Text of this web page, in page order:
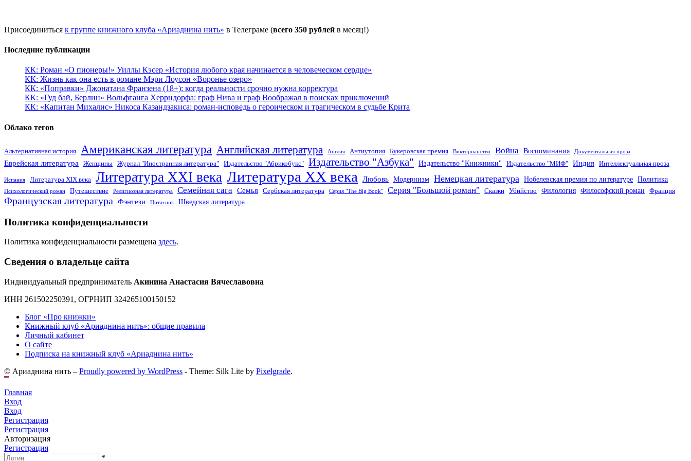
Присоединиться к группе книжного клуба «Ариаднина нить» в Телеграме (всего 350 рублей в месяц!)
Последние публикации
КК: Роман «О пионеры!» Уиллы Кэсер «История любого края начинается в человеческом сердце»
КК: Жизнь как она есть в романе Мэри Лоусон «Воронье озеро»
КК: «Поправки» Джонатана Франзена (18+): когда реальности срочно нужна корректура
КК: «Гуд бай, Берлин» Вольфганга Херрндорфа: граф Нива и граф Воображал в поисках приключений
КК: «Капитан Михалис» Никоса Казандзакиса: роман-исповедь о героическом и трагическом в судьбе Крита
Облако тегов
Альтернативная история Американская литература Английская литература Англия Антиутопия Букеровская премия Викторианство Война Воспоминания Документальная проза
Еврейская литература Женщины Журнал "Иностранная литература" Издательство "Абрикобукс" Издательство "Азбука" Издательство "Книжники" Издательство "МИФ" Индия Интеллектуальная проза
Испания Литература XIX века Литература XXI века Литература XX века Любовь Модернизм Немецкая литература Нобелевская премия по литературе Политика
Психологический роман Путешествие Религиозная литература Семейная сага Семья Сербская литература Серия "The Big Book" Серия "Большой роман" Сказки Убийство Филология Философский роман Франция
Французская литература Фэнтези Цитатник Шведская литература
Политика конфиденциальности
Политика конфиденциальности размещена здесь.
Сведения о владельце сайта
Индивидуальный предприниматель Акинина Анастасия Вячеславовна
ИНН 261502250391, ОГРНИП 324265100150152
Блог «Про книжки»
Книжный клуб «Ариаднина нить»: общие правила
Личный кабинет
О сайте
Подписка на книжный клуб «Ариаднина нить»
© Ариаднина нить – Proudly powered by WordPress - Theme: Silk Lite by Pixelgrade.
Главная
Вход
Вход
Регистрация
Регистрация
Авторизация
Регистрация
*